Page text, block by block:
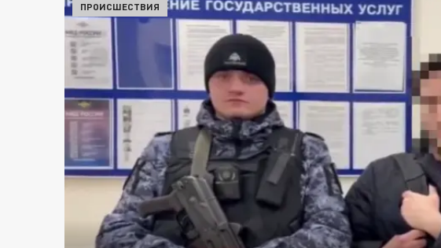
ПРОИСШЕСТВИЯ